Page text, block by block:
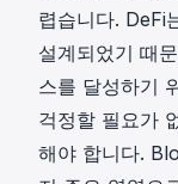
렵습니다. DeFi
설계되었기 때
스를 달성하기
걱정할 필요가
해야 합니다.